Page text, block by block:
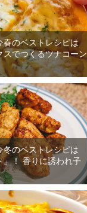
春のベストレシピは
スでつくるツナコーン
冬のベストレシピは
」！ 香りに誘われ子